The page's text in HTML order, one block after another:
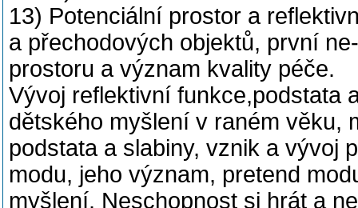
13) Potenciální prostor a
a přechodových objektů, první
prostoru a význam kvality péče.
Vývoj reflektivní funkce,podstata
dětského myšlení v raném věku,
podstata a slabiny, vznik a vývoj
modu, jeho význam, pretend
myšlení. Neschopnost si hrát a